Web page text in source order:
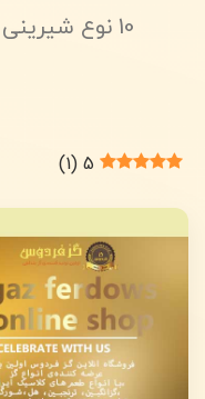
10 نوع شیرینی و گز مخصوص شب یلدا
5
(
1
)